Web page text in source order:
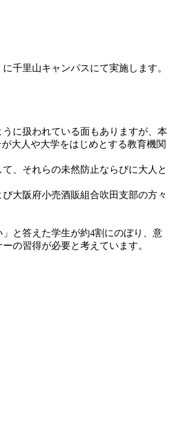
千里山キャンパスにて実施します。
に扱われている面もありますが、本
大人や大学をはじめとする教育機関
、それらの未然防止ならびに大人と
大阪府小売酒販組合吹田支部の方々
と答えた学生が約4割にのぼり、意
の習得が必要と考えています。